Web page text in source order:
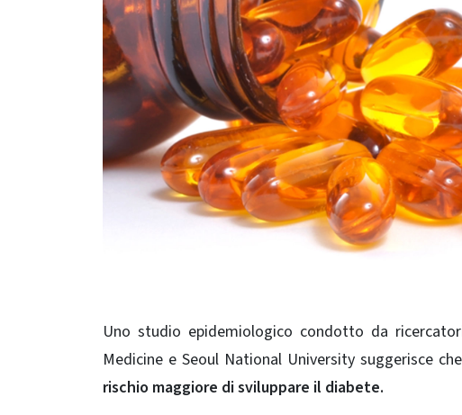
Uno studio epidemiologico condotto da
Medicine e Seoul National University suggerisce
rischio maggiore di sviluppare il diabete.